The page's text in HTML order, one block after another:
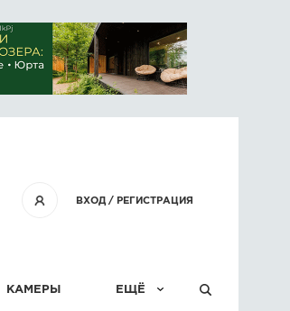
ВХОД/ РЕГИСТРАЦИЯ
КАМЕРЫ ЕЩЁ